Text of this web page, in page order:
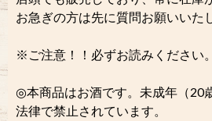
お急ぎの方は先に質問お願いいた
※ご注意！！必ずお読みください。
◎本商品はお酒です。未成年（20
法律で禁止されています。